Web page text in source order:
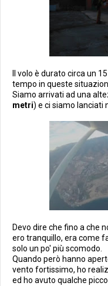
Il volo è durato circa un
tempo in queste
Siamo arrivati ad una
metri) e ci siamo lanciati
Devo dire che fino a che
ero tranquillo, era come
solo un po' più scomodo.
Quando però hanno
vento fortissimo, ho
ed ho avuto qualche